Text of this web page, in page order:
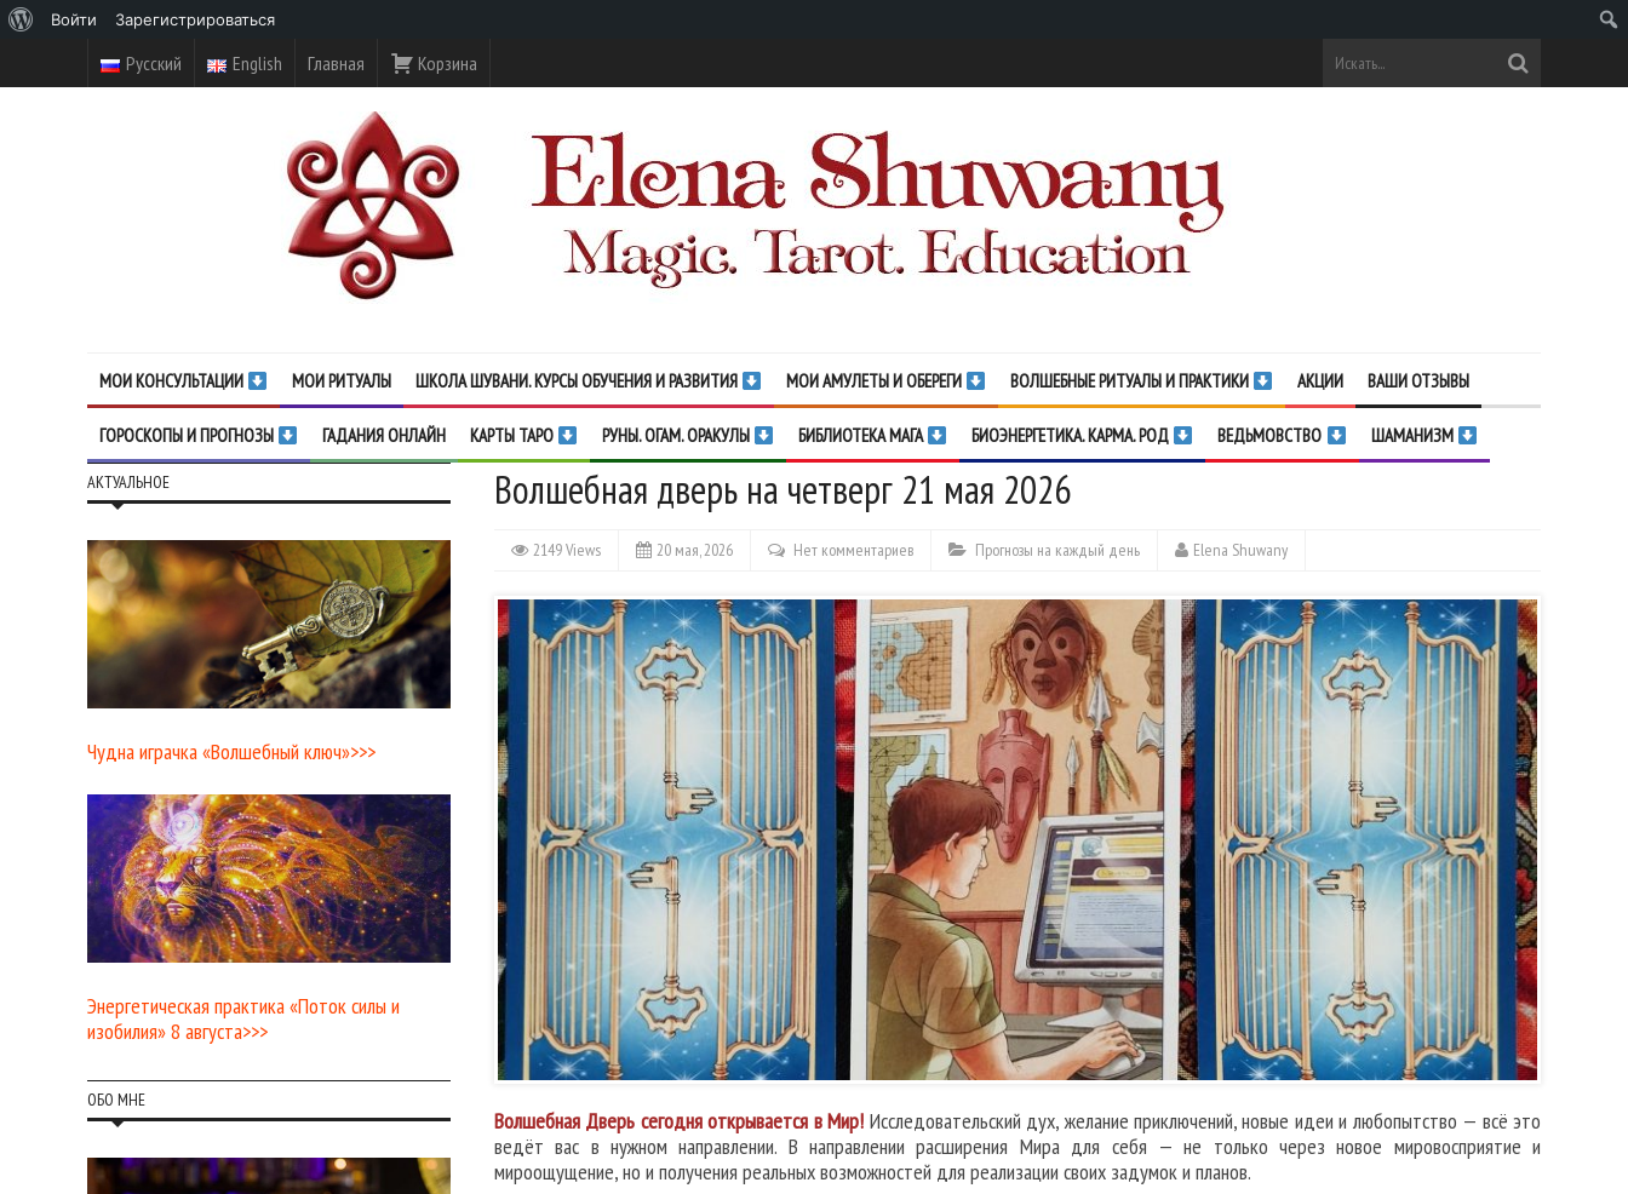
Русский English Главная Корзина
МОИ КОНСУЛЬТАЦИИ МОИ РИТУАЛЫ ШКОЛА ШУВАНИ. КУРСЫ ОБУЧЕНИЯ И РАЗВИТИЯ МОИ АМУЛЕТЫ И ОБЕРЕГИ ВОЛШЕБНЫЕ РИТУАЛЫ И ПРАКТИКИ АКЦИИ ВАШИ ОТЗЫВЫ
ГОРОСКОПЫ И ПРОГНОЗЫ ГАДАНИЯ ОНЛАЙН КАРТЫ ТАРО РУНЫ. ОГАМ. ОРАКУЛЫ БИБЛИОТЕКА МАГА БИОЭНЕРГЕТИКА. КАРМА. РОД ВЕДЬМОВСТВО ШАМАНИЗМ
Волшебная дверь на четверг 21 мая 2026
2149 Views 20 мая, 2026 Нет комментариев Прогнозы на каждый день Elena Shuwany
Волшебная Дверь сегодня открывается в Мир! Исследовательский дух, желание приключений, новые идеи и любопытство — всё это
ведёт вас в нужном направлении. В направлении расширения Мира для себя — не только через новое мировосприятие и
мироощущение, но и получения реальных возможностей для реализации своих задумок и планов.
АКТУАЛЬНОЕ
Чудна играчка «Волшебный ключ»>>>
Энергетическая практика «Поток силы и
изобилия» 8 августа>>>
ОБО МНЕ
WordPress
Войти Зарегистрироваться